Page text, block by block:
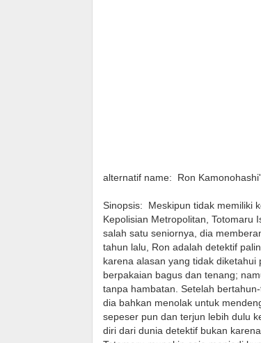
alternatif name: Ron
Sinopsis:
Meskipun tidak memiliki
Kepolisian Metropolitan, Totomaru
salah satu seniornya, dia
tahun lalu, Ron adalah detektif
karena alasan yang tidak
berpakaian bagus dan tenang;
tanpa hambatan. Setelah
dia bahkan menolak untuk
sepeser pun dan terjun lebih dulu
diri dari dunia detektif bukan